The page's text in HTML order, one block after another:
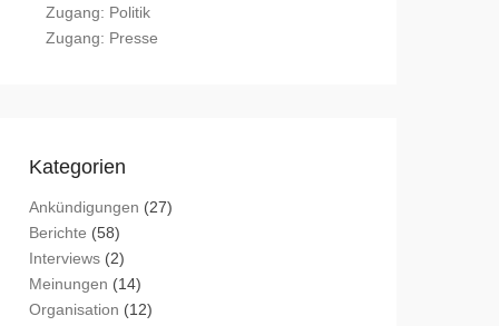
Zugang: Politik
Zugang: Presse
Kategorien
Ankündigungen (27)
Berichte (58)
Interviews (2)
Meinungen (14)
Organisation (12)